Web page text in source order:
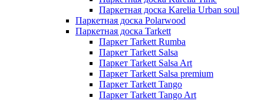
Паркетная доска Karelia Urban soul
Паркетная доска Polarwood
Паркетная доска Tarkett
Паркет Tarkett Rumba
Паркет Tarkett Salsa
Паркет Tarkett Salsa Art
Паркет Tarkett Salsa premium
Паркет Tarkett Tango
Паркет Tarkett Tango Art